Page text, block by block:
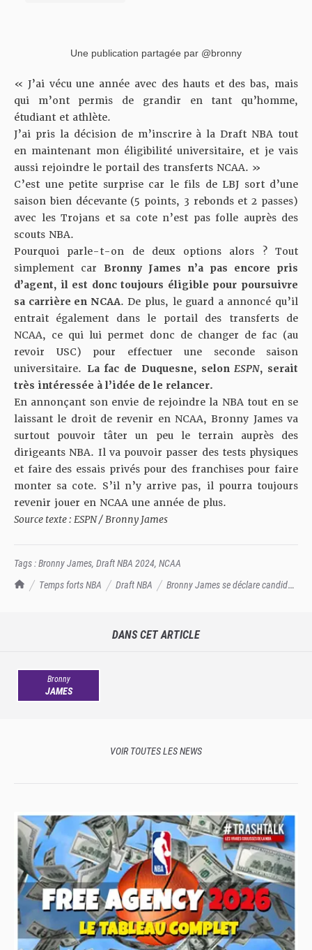
TrashTalk Actu NBA
Temps forts NBA Draft NBA
Bronny James se déclare candidat
Une publication partagée par @bronny
« J’ai vécu une année avec des hauts et des bas, mais
qui m’ont permis de grandir en tant qu’homme,
étudiant et athlète.
J’ai pris la décision de m’inscrire à la Draft NBA tout
en maintenant mon éligibilité universitaire, et je vais
aussi rejoindre le portail des transferts NCAA. »
C’est une petite surprise car le fils de LBJ sort d’une
saison bien décevante (5 points, 3 rebonds et 2 passes)
avec les Trojans et sa cote n’est pas folle auprès des
scouts NBA.
Pourquoi parle-t-on de deux options alors ? Tout
simplement car Bronny James n’a pas encore pris
d’agent, il est donc toujours éligible pour poursuivre
sa carrière en NCAA. De plus, le guard a annoncé qu’il
entrait également dans le portail des transferts de
NCAA, ce qui lui permet donc de changer de fac (au
revoir USC) pour effectuer une seconde saison
universitaire. La fac de Duquesne, selonESPN, serait
très intéressée à l’idée de le relancer.
En annonçant son envie de rejoindre la NBA tout en se
laissant le droit de revenir en NCAA, Bronny James va
surtout pouvoir tâter un peu le terrain auprès des
dirigeants NBA. Il va pouvoir passer des tests physiques
et faire des essais privés pour des franchises pour faire
monter sa cote. S’il n’y arrive pas, il pourra toujours
revenir jouer en NCAA une année de plus.
Source texte : ESPN / Bronny James
Tags :Bronny James, Draft NBA 2024, NCAA
DANS CET ARTICLE
Bronny
JAMES
VOIR TOUTES LES NEWS